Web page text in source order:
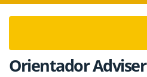
Orientador Adviser